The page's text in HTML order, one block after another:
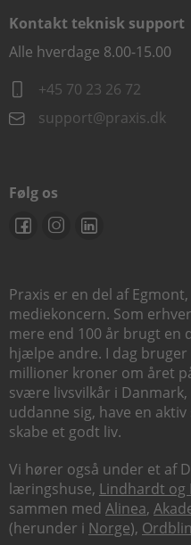
Kontakt teknisk support
Alle hverdage 8.00-15.00
+45 70 23 26 72
support@praxis.dk
Følg os
Praxis er en del af
mediekoncern. Som
mere end 100 år brugt en
hjælpe andre. I dag
millioner kroner om året
svære livsvilkår i Danmark,
uddanne sig, have en
skabe et godt liv.
Vi hører også under et af
læringshuse, Lindhardt og
sammen med Alinea,
(herunder i Norge),